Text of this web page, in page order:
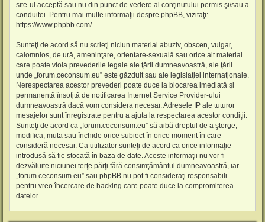
site-ul acceptă sau nu din punct de vedere al conţinutului permis şi/sau a
conduitei. Pentru mai multe informaţii despre phpBB, vizitaţi:
https://www.phpbb.com/.
Sunteţi de acord să nu scrieţi niciun material abuziv, obscen, vulgar,
calomnios, de ură, ameninţare, orientare-sexuală sau orice alt material
care poate viola prevederile legale ale ţării dumneavoastră, ale ţării
unde „forum.ceconsum.eu” este găzduit sau ale legislaţiei internaţionale.
Nerespectarea acestor prevederi poate duce la blocarea imediată şi
permanentă însoţită de notificarea Internet Service Provider-ului
dumneavoastră dacă vom considera necesar. Adresele IP ale tuturor
mesajelor sunt înregistrate pentru a ajuta la respectarea acestor condiţii.
Sunteţi de acord ca „forum.ceconsum.eu” să aibă dreptul de a şterge,
modifica, muta sau închide orice subiect în orice moment în care
consideră necesar. Ca utilizator sunteţi de acord ca orice informaţie
introdusă să fie stocată în baza de date. Aceste informaţii nu vor fi
dezvăluite niciunei terţe părţi fără consimţământul dumneavoastră, iar
„forum.ceconsum.eu” sau phpBB nu pot fi consideraţi responsabili
pentru vreo încercare de hacking care poate duce la compromiterea
datelor.